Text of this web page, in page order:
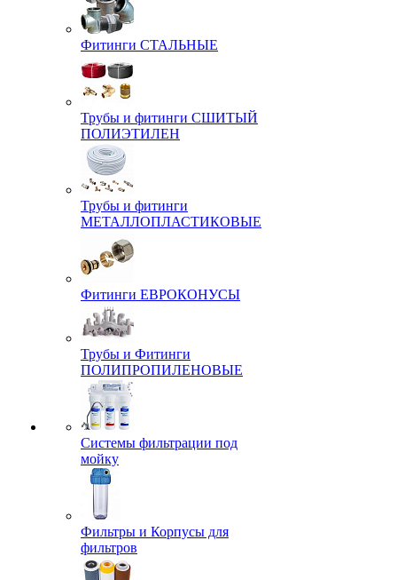
Фитинги СТАЛЬНЫЕ
Трубы и фитинги СШИТЫЙ
ПОЛИЭТИЛЕН
Трубы и фитинги
МЕТАЛЛОПЛАСТИКОВЫЕ
Фитинги ЕВРОКОНУСЫ
Трубы и Фитинги
ПОЛИПРОПИЛЕНОВЫЕ
Системы фильтрации под
мойку
Фильтры и Корпусы для
фильтров